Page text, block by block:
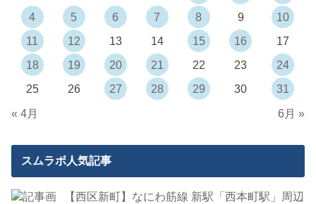
4
5 6 7 8 9
10
11
12 13 14 15 16
17
18
19 20 21 22 23
24
25
26 27 28 29 30
31
« 4月
6月 »
スムラボ人気記事
【西区新町】なにわ筋線 新駅「西本町駅」周辺